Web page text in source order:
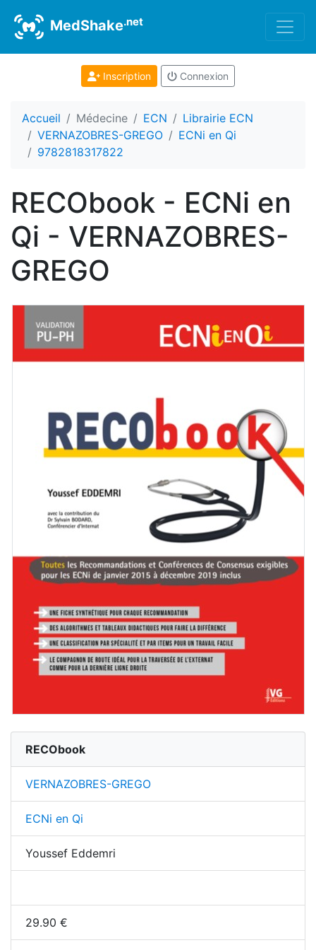
MedShake.net
Inscription Connexion
Accueil Médecine ECN
Librairie ECN
VERNAZOBRES-GREGO
ECNi en Qi
9782818317822
RECObook - ECNi en
Qi - VERNAZOBRES-
GREGO
RECObook
VERNAZOBRES-GREGO
ECNi en Qi
Youssef Eddemri
29.90 €